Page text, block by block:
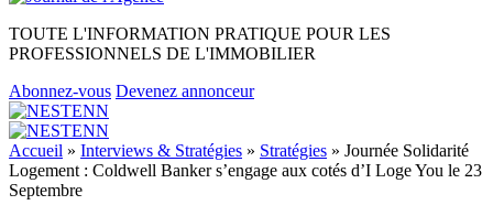
TOUTE L'INFORMATION PRATIQUE POUR LES
PROFESSIONNELS DE L'IMMOBILIER
Abonnez-vous Devenez annonceur
Accueil » Interviews & Stratégies » Stratégies » Journée Solidarité
Logement : Coldwell Banker s’engage aux cotés d’I Loge You le 23
Septembre